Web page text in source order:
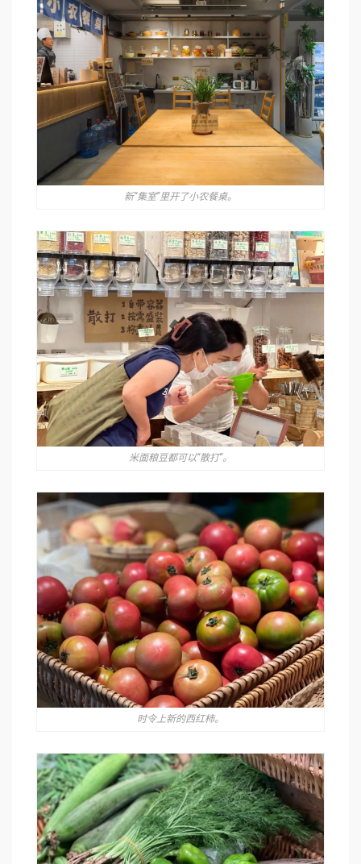
新“集室”里开了小农餐桌。
米面粮豆都可以“散打”。
时令上新的西红柿。